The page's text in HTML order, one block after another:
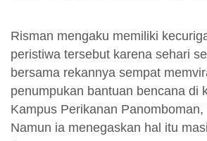
Risman mengaku memiliki
peristiwa tersebut karena sehari
bersama rekannya sempat
penumpukan bantuan bencana di
Kampus Perikanan
Namun ia menegaskan hal itu